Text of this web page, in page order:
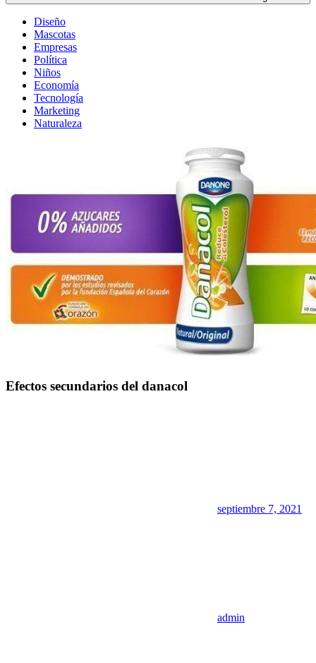
Diseño
Mascotas
Empresas
Política
Niños
Economía
Tecnología
Marketing
Naturaleza
Efectos secundarios del danacol
septiembre 7, 2021
admin